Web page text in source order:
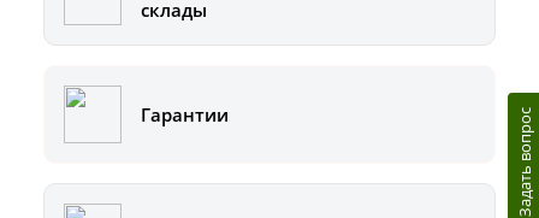
склады
Гарантии Задать вопрос